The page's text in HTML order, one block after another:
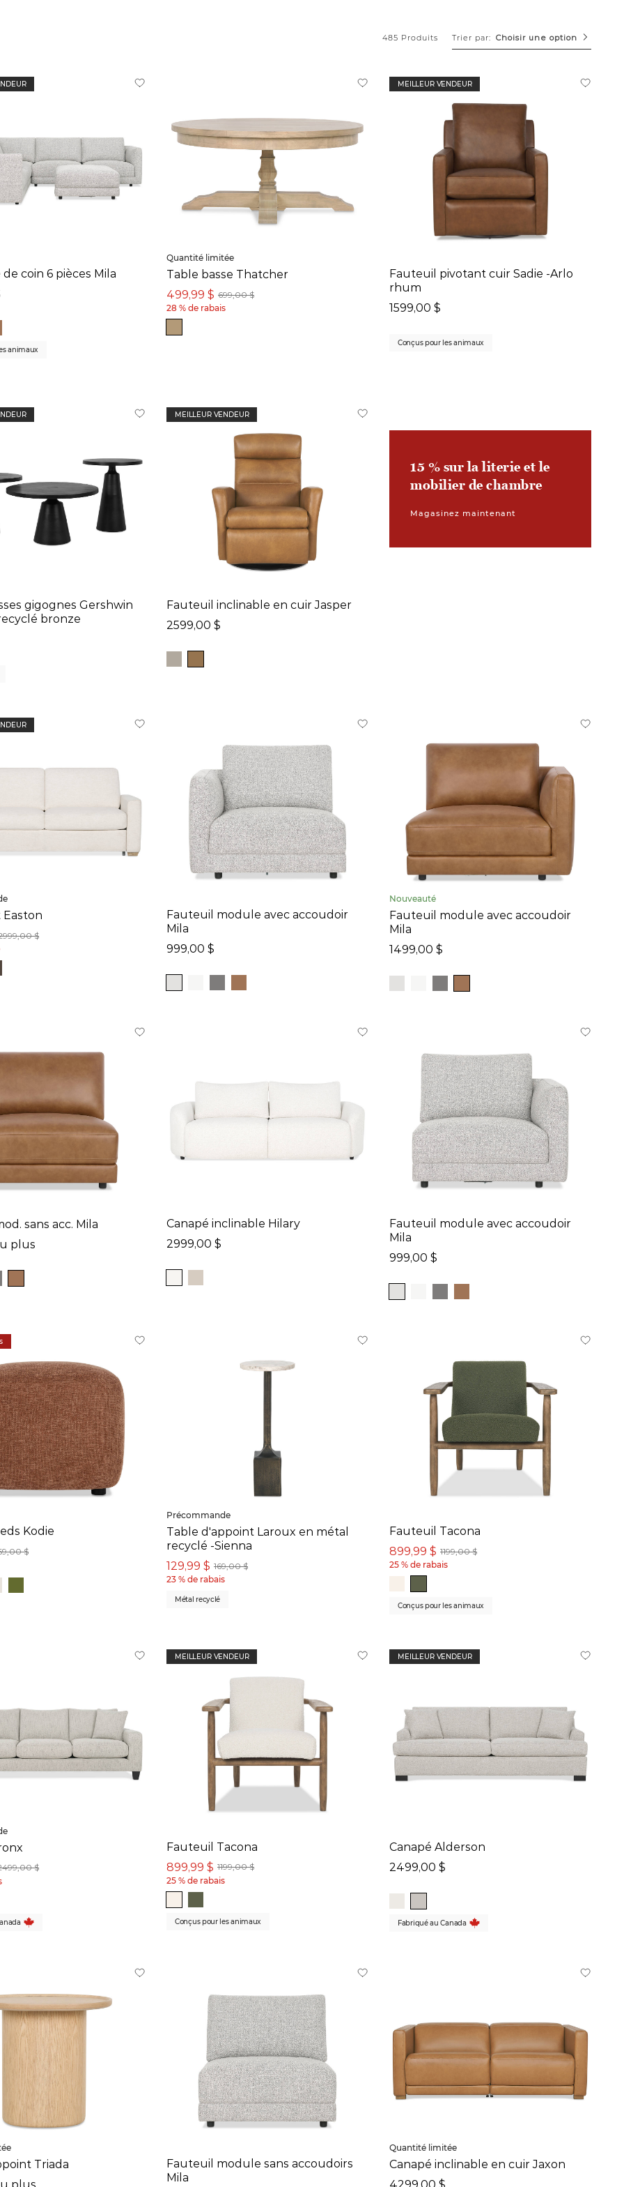
485 Produits Choisir une option
Trier par:
coin 6 pièces Mila
animaux
Quantité limitée
Table basse Thatcher
699,00 $
499,99 $
28 % de rabais
MEILLEUR VENDEUR
Fauteuil pivotant cuir Sadie -Arlo
rhum
1599,00 $
Conçus pour les animaux
gigognes Gershwin
bronze
MEILLEUR VENDEUR
Fauteuil inclinable en cuir Jasper
2599,00 $
15 % sur la literie et le
mobilier de chambre
Magasinez maintenant
Easton
$
Fauteuil module avec accoudoir
Mila
999,00 $
Nouveauté
Fauteuil module avec accoudoir
Mila
1499,00 $
sans acc. Mila
plus
Canapé inclinable Hilary
2999,00 $
Fauteuil module avec accoudoir
Mila
999,00 $
Kodie
$
Précommande
Table d'appoint Laroux en métal
recyclé -Sienna
169,00 $
129,99 $
23 % de rabais
Métal recyclé
Fauteuil Tacona
1199,00 $
899,99 $
25 % de rabais
Conçus pour les animaux
$
MEILLEUR VENDEUR
Fauteuil Tacona
1199,00 $
899,99 $
25 % de rabais
Conçus pour les animaux
MEILLEUR VENDEUR
Canapé Alderson
2499,00 $
Fabriqué au Canada
Triada
plus
Fauteuil module sans accoudoirs
Mila
Quantité limitée
Canapé inclinable en cuir Jaxon
4299,00 $